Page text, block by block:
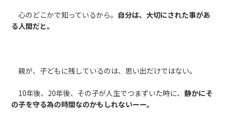
心のどこかで知っているから。 自分は、大切にされた事があ
る人間だと。
親が、子どもに残しているのは、思い出だけではない。
10年後、20年後、その子が人生でつまずいた時に、静かにそ
の子を守る為の時間なのかもしれないーー。